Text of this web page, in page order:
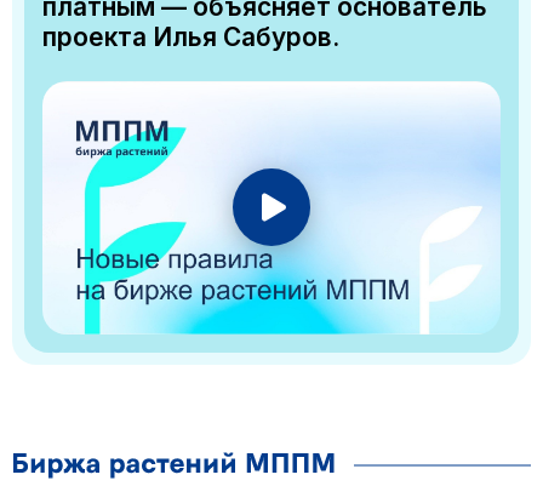
платным — объясняет основатель
проекта Илья Сабуров.